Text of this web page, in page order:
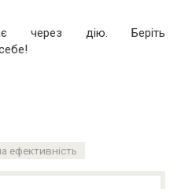
через дію. Беріть
ефективність